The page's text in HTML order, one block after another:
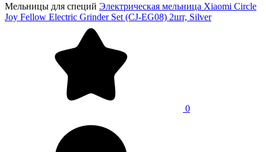
Мельницы для специй Электрическая мельница Xiaomi Circle
Joy Fellow Electric Grinder Set (CJ-EG08) 2шт, Silver
0